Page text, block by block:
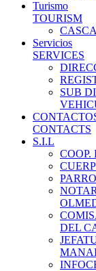
Turismo
TOURISM
Servicios
SERVICES
SUB
CONTACTS
S.I.L
COOP.
DEL